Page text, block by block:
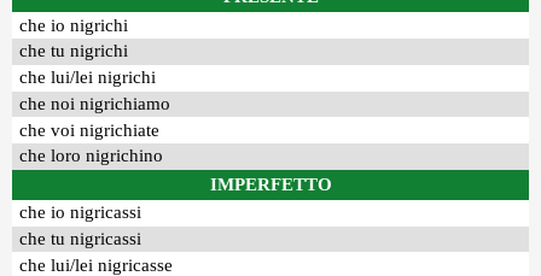
che io nigrichi
che tu nigrichi
che lui/lei nigrichi
che noi nigrichiamo
che voi nigrichiate
che loro nigrichino
IMPERFETTO
che io nigricassi
che tu nigricassi
che lui/lei nigricasse